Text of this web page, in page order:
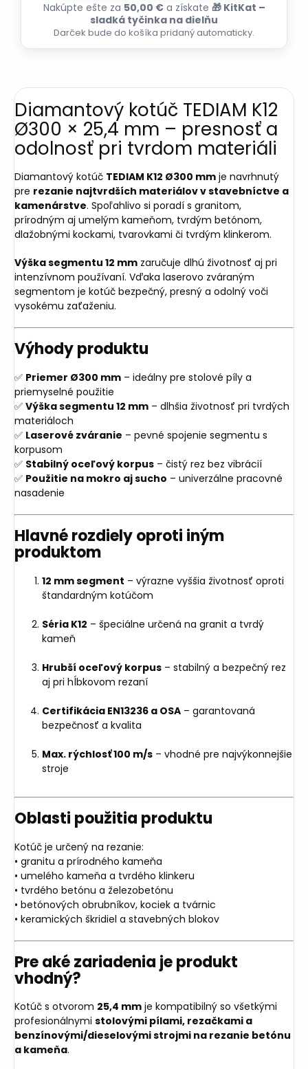
Nakúpte ešte za 50,00 €a získate 🎁 KitKat –
sladká tyčinka na dielňu
Darček bude do košíka pridaný automaticky.
Diamantový kotúč TEDIAM K12
Ø300 × 25,4 mm – presnosť a
odolnosť pri tvrdom materiáli
Diamantový kotúč TEDIAM K12 Ø300 mm je navrhnutý
pre rezanie najtvrdších materiálov v stavebníctve a
kamenárstve. Spoľahlivo si poradí s granitom,
prírodným aj umelým kameňom, tvrdým betónom,
dlažobnými kockami, tvarovkami či tvrdým klinkerom.
Výška segmentu 12 mm zaručuje dlhú životnosť aj pri
intenzívnom používaní. Vďaka laserovo zváraným
segmentom je kotúč bezpečný, presný a odolný voči
vysokému zaťaženiu.
Výhody produktu
✅ Priemer Ø300 mm – ideálny pre stolové píly a
priemyselné použitie
✅ Výška segmentu 12 mm – dlhšia životnosť pri tvrdých
materiáloch
✅ Laserové zváranie – pevné spojenie segmentu s
korpusom
✅ Stabilný oceľový korpus – čistý rez bez vibrácií
✅ Použitie na mokro aj sucho – univerzálne pracovné
nasadenie
Hlavné rozdiely oproti iným
produktom
12 mm segment – výrazne vyššia životnosť oproti
štandardným kotúčom
Séria K12 – špeciálne určená na granit a tvrdý
kameň
Hrubší oceľový korpus – stabilný a bezpečný rez
aj pri hĺbkovom rezaní
Certifikácia EN13236 a OSA – garantovaná
bezpečnosť a kvalita
Max. rýchlosť 100 m/s – vhodné pre najvýkonnejšie
stroje
Oblasti použitia produktu
Kotúč je určený na rezanie:
• granitu a prírodného kameňa
• umelého kameňa a tvrdého klinkeru
• tvrdého betónu a železobetónu
• betónových obrubníkov, kociek a tvárnic
• keramických škridiel a stavebných blokov
Pre aké zariadenia je produkt
vhodný?
Kotúč s otvorom 25,4 mm je kompatibilný so všetkými
profesionálnymi stolovými pílami, rezačkami a
benzínovými/dieselovými strojmi na rezanie betónu
a kameňa.